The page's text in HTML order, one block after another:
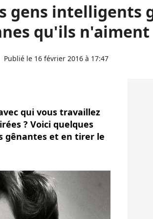
gens intelligents
qu'ils n'aiment
Publié le 16 février 2016 à 17:47
qui vous travaillez
? Voici quelques
gênantes et en tirer le